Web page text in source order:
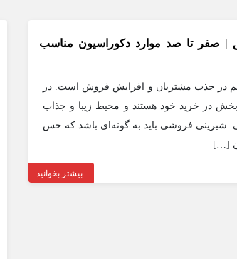
صفر تا صد موارد دکوراسیون مناسب
در جذب مشتریان و افزایش فروش است. در
در خرید خود هستند و محیط زیبا و جذاب
شیرینی فروشی باید به گونه‌ای باشد که حس
[…]
بیشتر بخوانید